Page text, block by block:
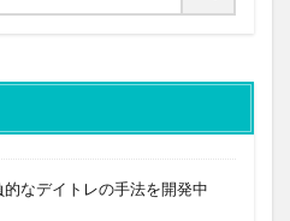
的なデイトレの手法を開発中